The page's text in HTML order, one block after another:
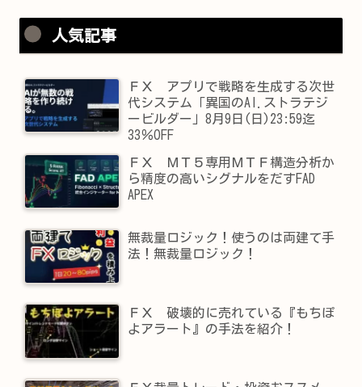
人気記事
ＦＸ アプリで戦略を生成する次世
代システム「異国のAI.ストラテジ
ービルダー」8月9日(日)23:59迄
33％OFF
ＦＸ ＭＴ５専用ＭＴＦ構造分析か
ら精度の高いシグナルをだすFAD
APEX
無裁量ロジック！使うのは両建て手
法！無裁量ロジック！
ＦＸ 破壊的に売れている『もちぽ
よアラート』の手法を紹介！